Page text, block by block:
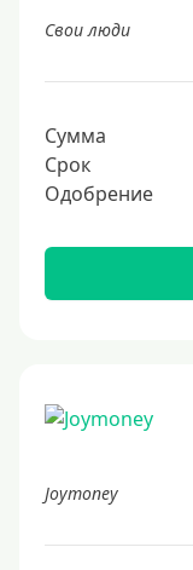
Свои люди
Сумма
Срок
Одобрение
Joymoney